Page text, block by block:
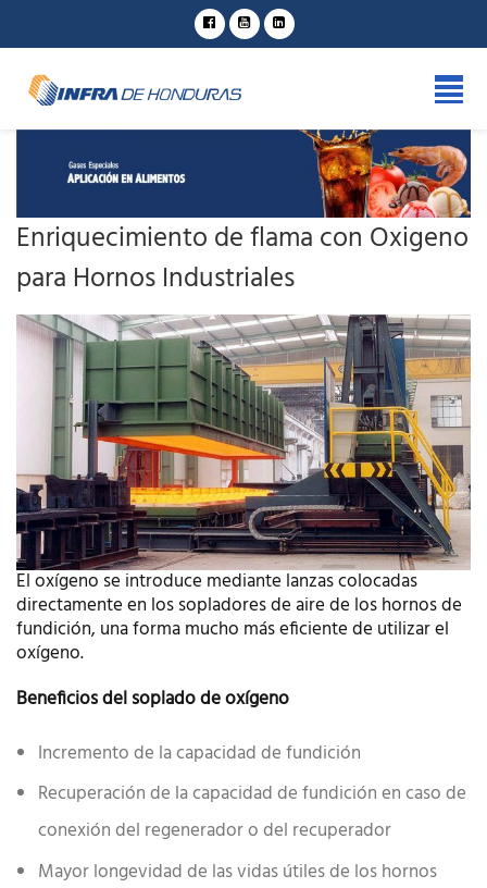
Enriquecimiento de flama con Oxigeno
para Hornos Industriales
El oxígeno se introduce mediante lanzas colocadas
directamente en los sopladores de aire de los hornos de
fundición, una forma mucho más eficiente de utilizar el
oxígeno.
Beneficios del soplado de oxígeno
Incremento de la capacidad de fundición
Recuperación de la capacidad de fundición en caso de
conexión del regenerador o del recuperador
Mayor longevidad de las vidas útiles de los hornos